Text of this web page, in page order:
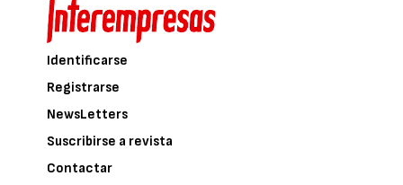
Identificarse
Registrarse
NewsLetters
Suscribirse a revista
Contactar